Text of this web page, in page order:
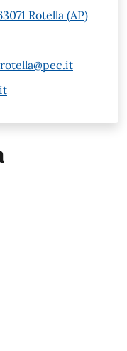
Rotella (AP)